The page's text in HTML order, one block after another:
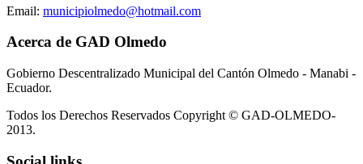
Email: municipiolmedo@hotmail.com
Acerca de GAD Olmedo
Gobierno Descentralizado Municipal del Cantón Olmedo - Manabi -
Ecuador.
Todos los Derechos Reservados Copyright © GAD-OLMEDO-
2013.